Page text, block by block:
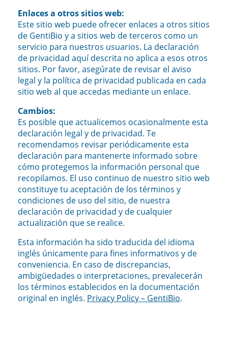
Enlaces a otros sitios web:
Este sitio web puede ofrecer enlaces a otros sitios
de GentiBio y a sitios web de terceros como un
servicio para nuestros usuarios. La declaración
de privacidad aquí descrita no aplica a esos otros
sitios. Por favor, asegúrate de revisar el aviso
legal y la política de privacidad publicada en cada
sitio web al que accedas mediante un enlace.
Cambios:
Es posible que actualicemos ocasionalmente esta
declaración legal y de privacidad. Te
recomendamos revisar periódicamente esta
declaración para mantenerte informado sobre
cómo protegemos la información personal que
recopilamos. El uso continuo de nuestro sitio web
constituye tu aceptación de los términos y
condiciones de uso del sitio, de nuestra
declaración de privacidad y de cualquier
actualización que se realice.
Esta información ha sido traducida del idioma
inglés únicamente para fines informativos y de
conveniencia. En caso de discrepancias,
ambigüedades o interpretaciones, prevalecerán
los términos establecidos en la documentación
original en inglés. Privacy Policy – GentiBio.